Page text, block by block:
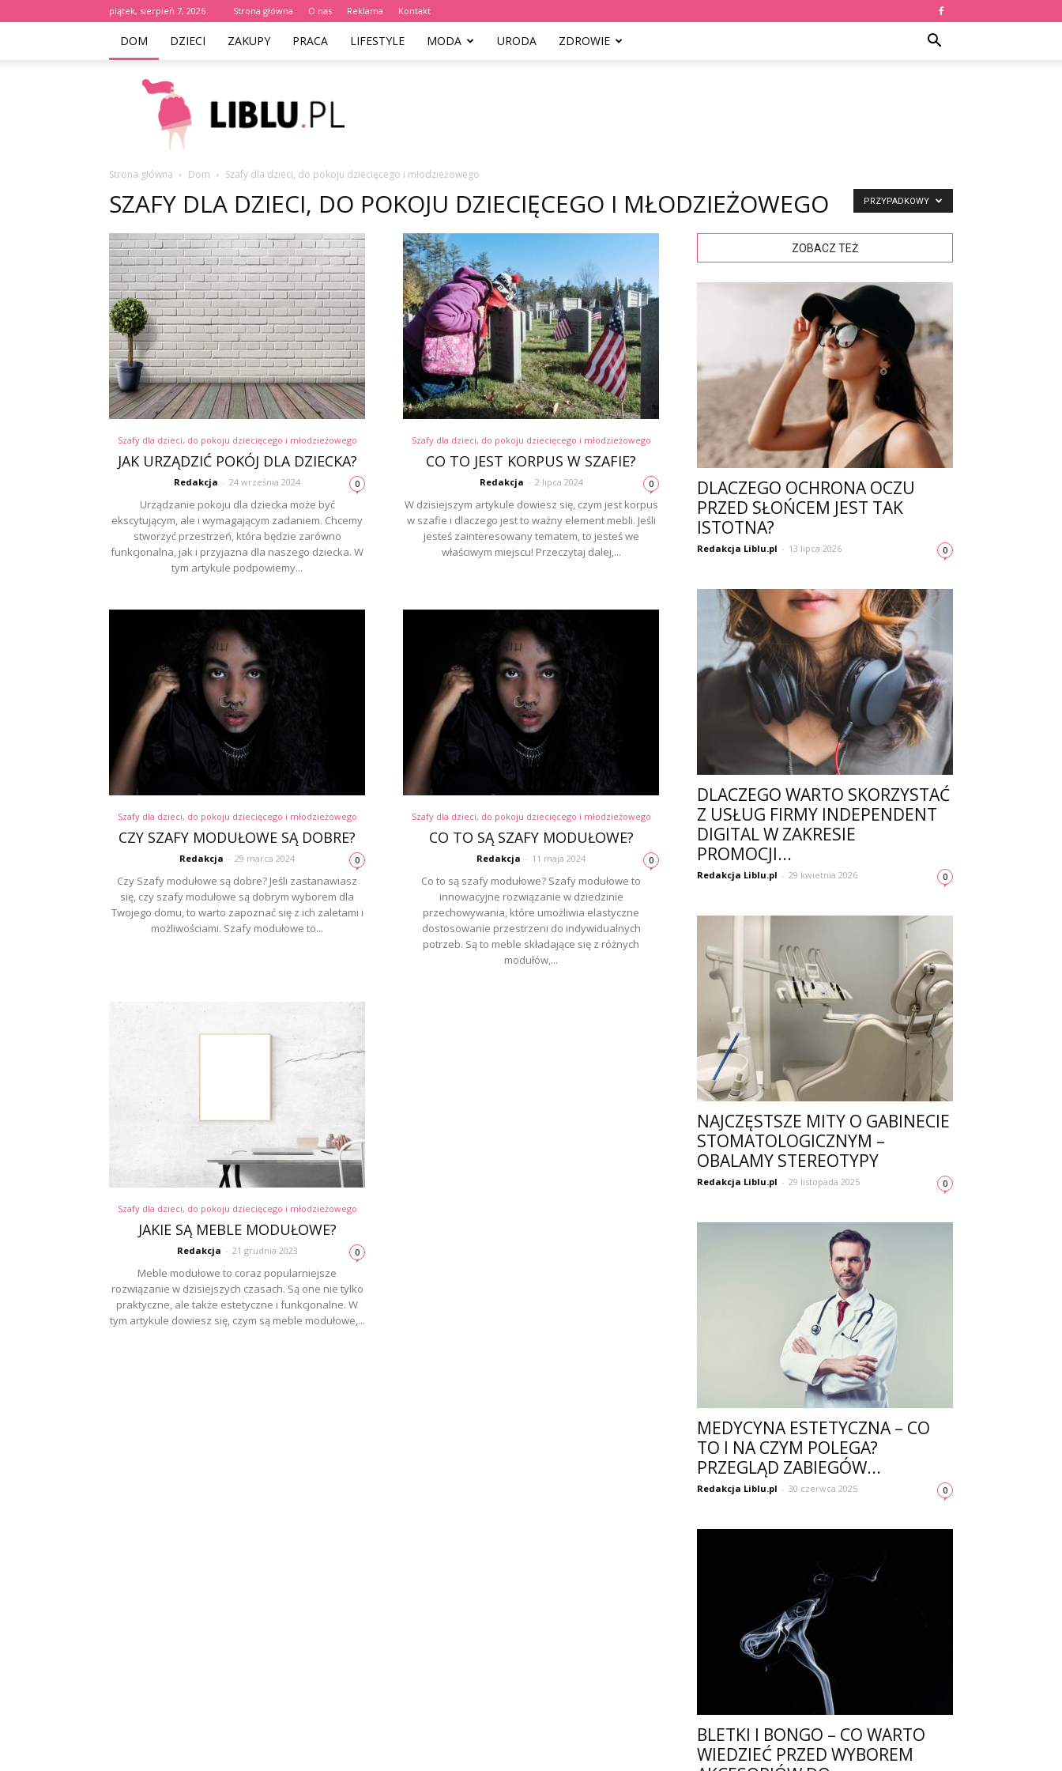
piątek, sierpień 7, 2026 Strona główna O nas Reklama Kontakt
DOM DZIECI ZAKUPY PRACA LIFESTYLE MODA URODA ZDROWIE
Liblu.pl
Strona główna Dom Szafy dla dzieci, do pokoju dziecięcego i młodzieżowego
SZAFY DLA DZIECI, DO POKOJU DZIECIĘCEGO I MŁODZIEŻOWEGO PRZYPADKOWY
Szafy dla dzieci, do pokoju dziecięcego i młodzieżowego
JAK URZĄDZIĆ POKÓJ DLA DZIECKA?
Redakcja - 24 września 2024 0
Urządzanie pokoju dla dziecka może być
ekscytującym, ale i wymagającym zadaniem. Chcemy
stworzyć przestrzeń, która będzie zarówno
funkcjonalna, jak i przyjazna dla naszego dziecka. W
tym artykule podpowiemy...
Szafy dla dzieci, do pokoju dziecięcego i młodzieżowego
CO TO JEST KORPUS W SZAFIE?
Redakcja - 2 lipca 2024 0
W dzisiejszym artykule dowiesz się, czym jest korpus
w szafie i dlaczego jest to ważny element mebli. Jeśli
jesteś zainteresowany tematem, to jesteś we
właściwym miejscu! Przeczytaj dalej,...
Szafy dla dzieci, do pokoju dziecięcego i młodzieżowego
CZY SZAFY MODUŁOWE SĄ DOBRE?
Redakcja - 29 marca 2024 0
Czy Szafy modułowe są dobre? Jeśli zastanawiasz
się, czy szafy modułowe są dobrym wyborem dla
Twojego domu, to warto zapoznać się z ich zaletami i
możliwościami. Szafy modułowe to...
Szafy dla dzieci, do pokoju dziecięcego i młodzieżowego
CO TO SĄ SZAFY MODUŁOWE?
Redakcja - 11 maja 2024 0
Co to są szafy modułowe? Szafy modułowe to
innowacyjne rozwiązanie w dziedzinie
przechowywania, które umożliwia elastyczne
dostosowanie przestrzeni do indywidualnych
potrzeb. Są to meble składające się z różnych
modułów,...
Szafy dla dzieci, do pokoju dziecięcego i młodzieżowego
JAKIE SĄ MEBLE MODUŁOWE?
Redakcja - 21 grudnia 2023 0
Meble modułowe to coraz popularniejsze
rozwiązanie w dzisiejszych czasach. Są one nie tylko
praktyczne, ale także estetyczne i funkcjonalne. W
tym artykule dowiesz się, czym są meble modułowe,...
ZOBACZ TEŻ
DLACZEGO OCHRONA OCZU
PRZED SŁOŃCEM JEST TAK
ISTOTNA?
Redakcja Liblu.pl - 13 lipca 2026 0
DLACZEGO WARTO SKORZYSTAĆ
Z USŁUG FIRMY INDEPENDENT
DIGITAL W ZAKRESIE
PROMOCJI...
Redakcja Liblu.pl - 29 kwietnia 2026 0
NAJCZĘSTSZE MITY O GABINECIE
STOMATOLOGICZNYM –
OBALAMY STEREOTYPY
Redakcja Liblu.pl - 29 listopada 2025 0
MEDYCYNA ESTETYCZNA – CO
TO I NA CZYM POLEGA?
PRZEGLĄD ZABIEGÓW...
Redakcja Liblu.pl - 30 czerwca 2025 0
BLETKI I BONGO – CO WARTO
WIEDZIEĆ PRZED WYBOREM